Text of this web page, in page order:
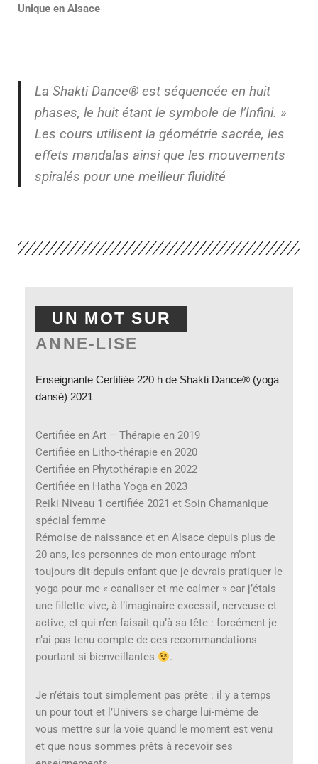
Unique en Alsace
La Shakti Dance® est séquencée en huit
phases, le huit étant le symbole de l’Infini. »
Les cours utilisent la géométrie sacrée, les
effets mandalas ainsi que les mouvements
spiralés pour une meilleur fluidité
UN MOT SUR
ANNE-LISE
Enseignante Certifiée 220 h de Shakti Dance® (yoga
dansé) 2021
Certifiée en Art – Thérapie en 2019
Certifiée en Litho-thérapie en 2020
Certifiée en Phytothérapie en 2022
Certifiée en Hatha Yoga en 2023
Reiki Niveau 1 certifiée 2021 et Soin Chamanique
spécial femme
Rémoise de naissance et en Alsace depuis plus de
20 ans, les personnes de mon entourage m’ont
toujours dit depuis enfant que je devrais pratiquer le
yoga pour me « canaliser et me calmer » car j’étais
une fillette vive, à l’imaginaire excessif, nerveuse et
active, et qui n’en faisait qu’à sa tête : forcément je
n’ai pas tenu compte de ces recommandations
pourtant si bienveillantes
.
Je n’étais tout simplement pas prête : il y a temps
un pour tout et l’Univers se charge lui-même de
vous mettre sur la voie quand le moment est venu
et que nous sommes prêts à recevoir ses